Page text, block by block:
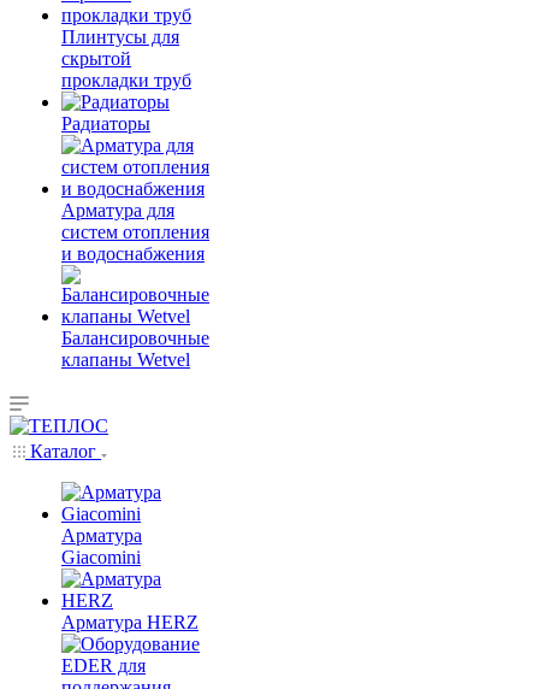
Плинтусы для
скрытой
прокладки труб
Радиаторы
Арматура для
систем отопления
и водоснабжения
Балансировочные
клапаны Wetvel
Каталог
Арматура
Giacomini
Арматура HERZ